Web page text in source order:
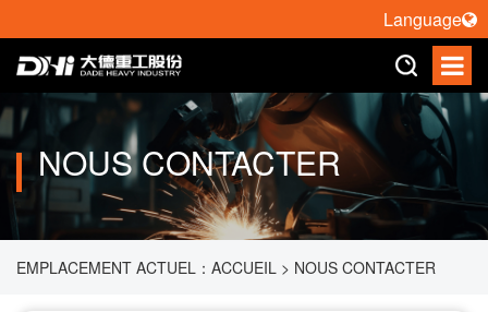
NOUS CONTACTER
EMPLACEMENT ACTUEL： ACCUEIL > NOUS CONTACTER
Language